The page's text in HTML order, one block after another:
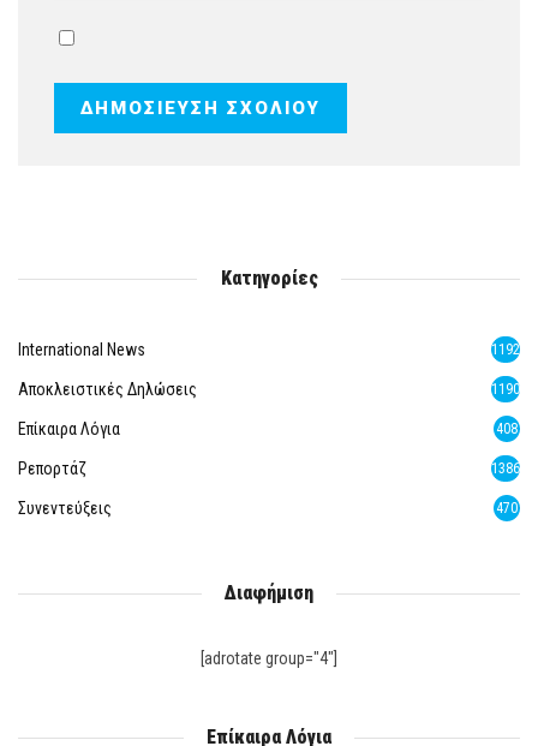
Κατηγορίες
International News 1192
Αποκλειστικές Δηλώσεις 1190
Επίκαιρα Λόγια 408
Ρεπορτάζ 1386
Συνεντεύξεις 470
Διαφήμιση
[adrotate group="4"]
Επίκαιρα Λόγια